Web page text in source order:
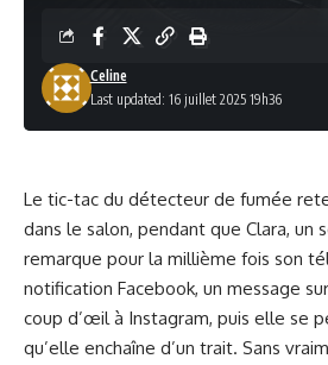
Last updated: 16 juillet 2025 19h36
Celine
Le tic-tac du détecteur de fumée
dans le salon, pendant que Clara, un
remarque pour la millième fois son
notification Facebook, un message
coup d’œil à Instagram, puis elle se
qu’elle enchaîne d’un trait. Sans